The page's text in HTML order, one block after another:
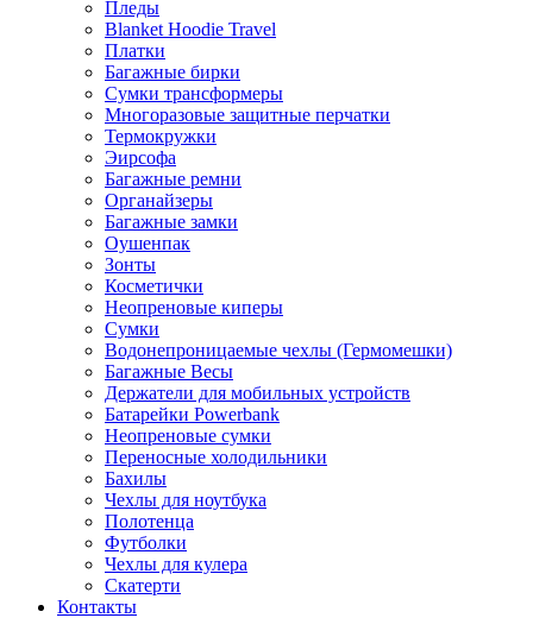
Пледы
Blanket Hoodie Travel
Платки
Багажные бирки
Сумки трансформеры
Многоразовые защитные перчатки
Термокружки
Эирсофа
Багажные ремни
Органайзеры
Багажные замки
Оушенпак
Зонты
Косметички
Неопреновые киперы
Сумки
Водонепроницаемые чехлы (Гермомешки)
Багажные Весы
Держатели для мобильных устройств
Батарейки Powerbank
Неопреновые сумки
Переносные холодильники
Бахилы
Чехлы для ноутбука
Полотенца
Футболки
Чехлы для кулера
Скатерти
Контакты